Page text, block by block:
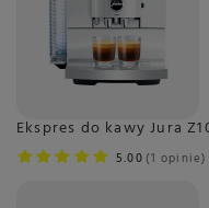
Ekspres do kawy Jura
5.00 1 opinie